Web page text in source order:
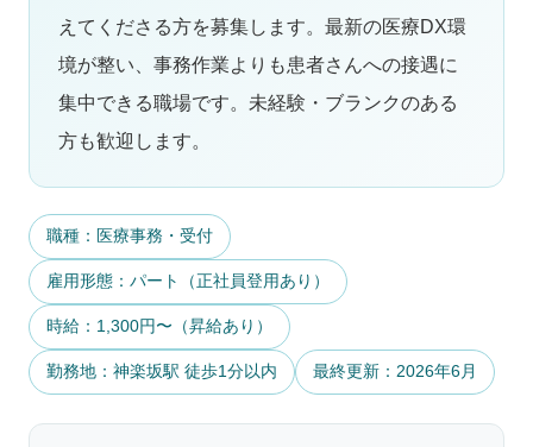
えてくださる方を募集します。最新の医療DX環
境が整い、事務作業よりも患者さんへの接遇に
集中できる職場です。未経験・ブランクのある
方も歓迎します。
職種：医療事務・受付
雇用形態：パート（正社員登用あり）
時給：1,300円〜（昇給あり）
勤務地：神楽坂駅 徒歩1分以内 最終更新：2026年6月